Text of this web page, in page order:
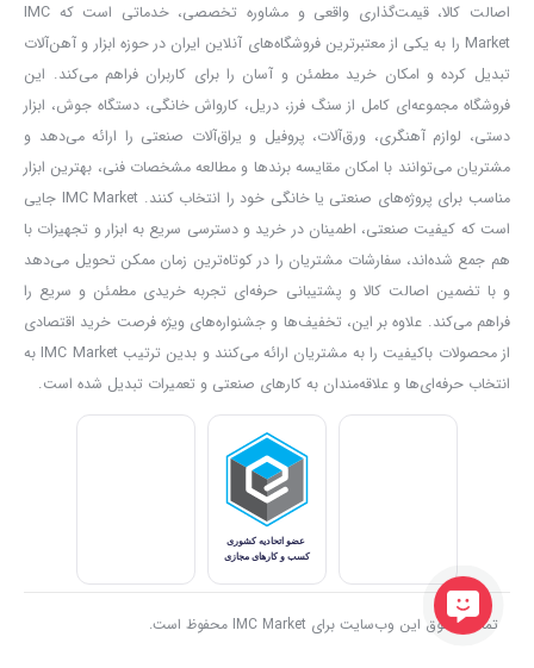
اصالت کالا، قیمت‌گذاری واقعی و مشاوره تخصصی، خدماتی است که IMC
Market را به یکی از معتبرترین فروشگاه‌های آنلاین ایران در حوزه ابزار و آهن‌آلات
تبدیل کرده و امکان خرید مطمئن و آسان را برای کاربران فراهم می‌کند. این
فروشگاه مجموعه‌ای کامل از سنگ فرز، دریل، کارواش خانگی، دستگاه جوش، ابزار
دستی، لوازم آهنگری، ورق‌آلات، پروفیل و یراق‌آلات صنعتی را ارائه می‌دهد و
مشتریان می‌توانند با امکان مقایسه برندها و مطالعه مشخصات فنی، بهترین ابزار
مناسب برای پروژه‌های صنعتی یا خانگی خود را انتخاب کنند. IMC Market جایی
است که کیفیت صنعتی، اطمینان در خرید و دسترسی سریع به ابزار و تجهیزات با
هم جمع شده‌اند، سفارشات مشتریان را در کوتاه‌ترین زمان ممکن تحویل می‌دهد
و با تضمین اصالت کالا و پشتیبانی حرفه‌ای تجربه خریدی مطمئن و سریع را
فراهم می‌کند. علاوه بر این، تخفیف‌ها و جشنواره‌های ویژه فرصت خرید اقتصادی
از محصولات باکیفیت را به مشتریان ارائه می‌کنند و بدین ترتیب IMC Market به
انتخاب حرفه‌ای‌ها و علاقه‌مندان به کارهای صنعتی و تعمیرات تبدیل شده است.
تمامی حقوق این وب‌سایت برای IMC Market محفوظ است.